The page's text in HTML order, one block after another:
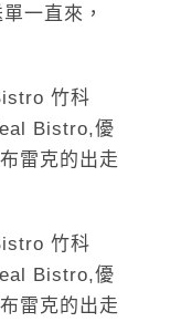
一直來，